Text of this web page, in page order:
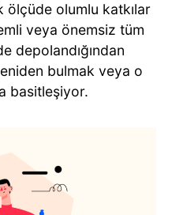
ölçüde olumlu katkılar
veya önemsiz tüm
depolandığından
bulmak veya o
basitleşiyor.